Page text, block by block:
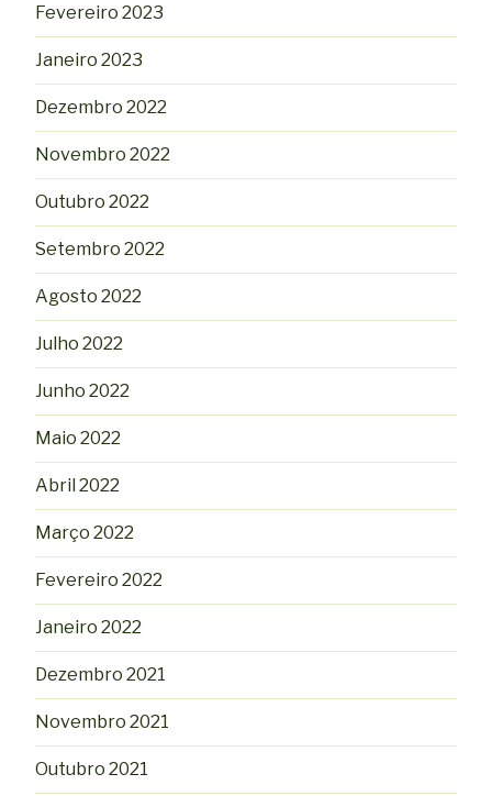
Fevereiro 2023
Janeiro 2023
Dezembro 2022
Novembro 2022
Outubro 2022
Setembro 2022
Agosto 2022
Julho 2022
Junho 2022
Maio 2022
Abril 2022
Março 2022
Fevereiro 2022
Janeiro 2022
Dezembro 2021
Novembro 2021
Outubro 2021